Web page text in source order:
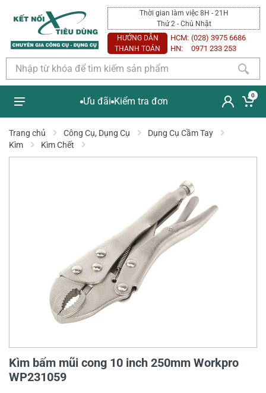
Thời gian làm việc 8H - 21H
Thứ 2 - Chủ Nhật
HƯỚNG DẪN
THANH TOÁN
HCM: (028) 3975 6686
HN:
0971 233 253
Ưu đãi Kiểm tra đơn
0
Trang chủ Công Cụ, Dụng Cụ
Dụng Cụ Cầm Tay
Kìm
Kìm Chết
Kìm bấm mũi cong 10 inch 250mm Workpro
WP231059